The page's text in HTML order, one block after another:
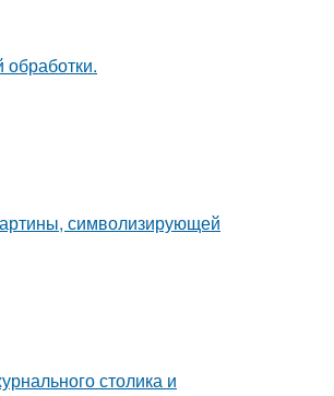
символизирующей
столика и